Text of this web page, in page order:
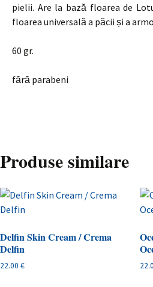
pielii. Are la bază floarea de
floarea universală a păcii și a
60 gr.
fără parabeni
Produse similare
Delfin Skin Cream / Crema
Delfin
22.00 €